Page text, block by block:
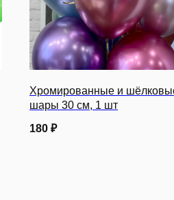
Хромированные и
шары 30 см, 1 шт
180 ₽